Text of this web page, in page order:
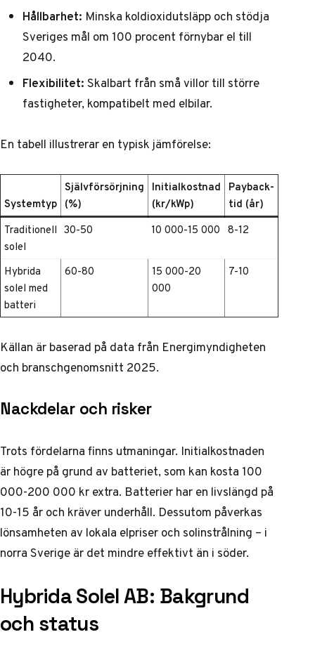
Hållbarhet: Minska koldioxidutsläpp och stödja
Sveriges mål om 100 procent förnybar el till
2040.
Flexibilitet:Skalbart från små villor till större
fastigheter, kompatibelt med elbilar.
En tabell illustrerar en typisk jämförelse:
Systemtyp
Självförsörjning
(%)
Initialkostnad
(kr/kWp)
Payback-
tid (år)
Traditionell
solel
30-50 10 000-15 000 8-12
Hybrida
solel med
batteri
60-80
15 000-20
000
7-10
Källan är baserad på data från Energimyndigheten
och branschgenomsnitt 2025.
Nackdelar och risker
Trots fördelarna finns utmaningar. Initialkostnaden
är högre på grund av batteriet, som kan kosta 100
000-200 000 kr extra. Batterier har en livslängd på
10-15 år och kräver underhåll. Dessutom påverkas
lönsamheten av lokala elpriser och solinstrålning – i
norra Sverige är det mindre effektivt än i söder.
Hybrida Solel AB: Bakgrund
och status